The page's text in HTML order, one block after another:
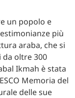
un popolo e
più
araba, che si
oltre 300
Ikmah è stata
Memoria del
delle sue